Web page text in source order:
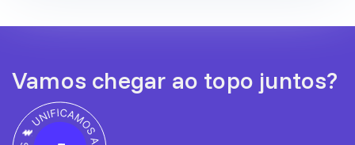
Vamos chegar ao topo juntos?